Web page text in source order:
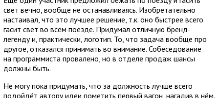
свет вечно, вообще не останавливаясь. Изобретательно
настаивал, что это лучшее решение, т.к. оно быстрее всего
гасит свет во всём поезде. Придумал отличную бренд-
легенду и, практически, логотип. То, что задача вообще про
другое, отказался принимать во внимание. Собеседование
на программиста провалено, но в отделе продаж шансы
должны быть.
Не могу пока придумать, что за должность лучше всего
подойдёт автору идеи пометить первый вагон, нагадив в нём.